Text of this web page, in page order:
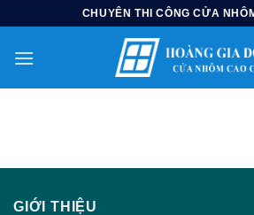
content
CHUYÊN THI CÔNG CỬA
GIỚI THIỆU